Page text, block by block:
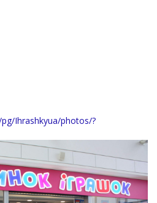
Ihrashkyua/photos/?